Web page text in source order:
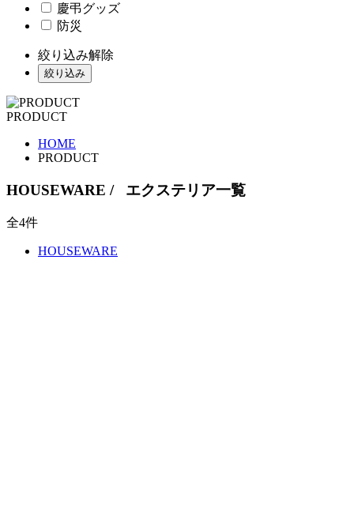
慶弔グッズ
防災
絞り込み解除
絞り込み
PRODUCT
HOME
PRODUCT
HOUSEWARE / エクステリア一覧
全4件
HOUSEWARE